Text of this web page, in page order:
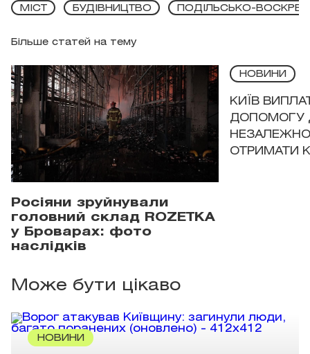
Більше статей на тему
МІСТ БУДІВНИЦТВО ПОДІЛЬСЬКО-
Росіяни зруйнували
головний склад ROZETKA
у Броварах: фото
наслідків
НОВИНИ
КИЇВ
ДОПОМОГУ
ОТРИМАТИ
Може бути цікаво
НОВИНИ